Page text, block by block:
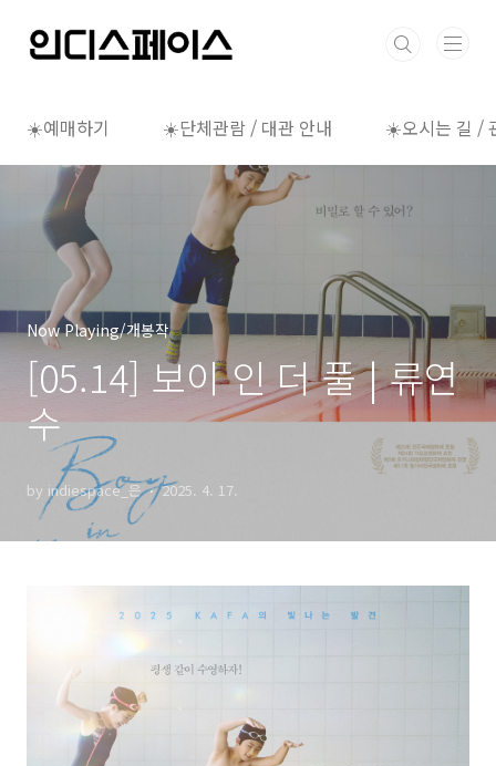
☀️예매하기 ☀️단체관람 / 대관 안내 ☀️오시는 길 /
Now Playing/개봉작
[05.14] 보이 인 더 풀 | 류연
수
by indiespace_은 2025. 4. 17.